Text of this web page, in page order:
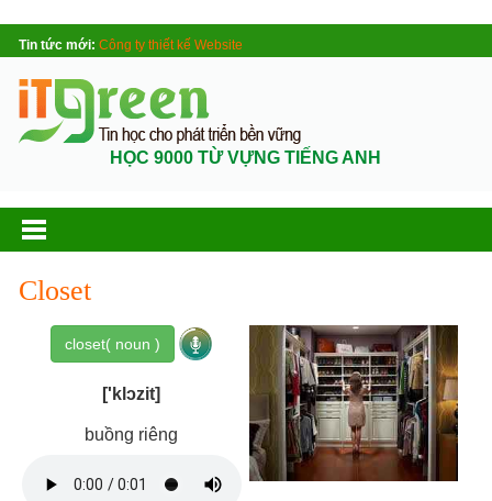
Tin tức mới: Công ty thiết kế Website
HỌC 9000 TỪ VỰNG TIẾNG ANH
Closet
closet( noun )
['klɔzit]
buồng riêng